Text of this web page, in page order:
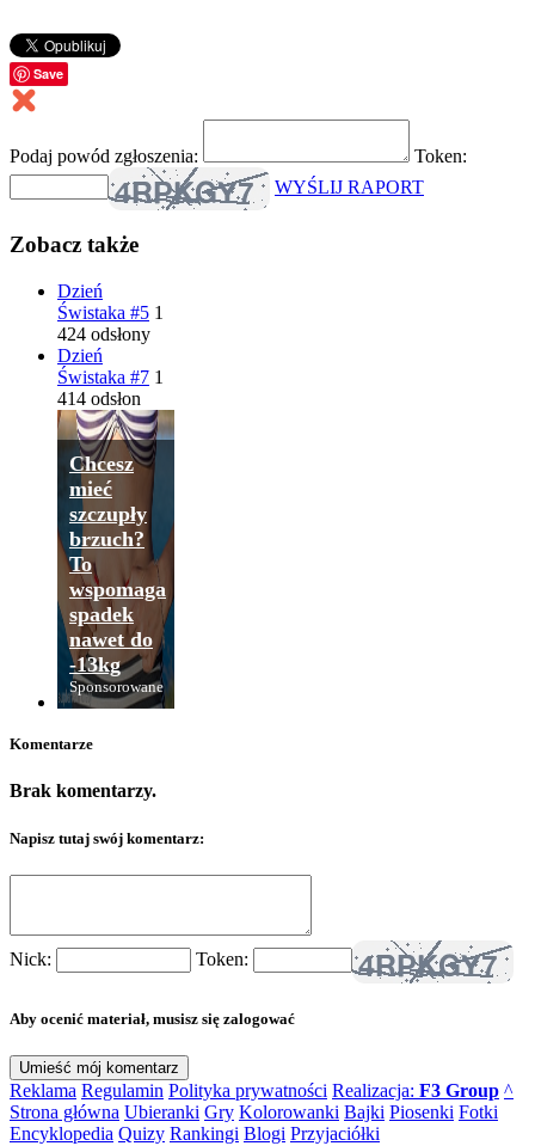
Save
Podaj powód zgłoszenia:
Token:
WYŚLIJ RAPORT
Zobacz także
Dzień
Świstaka #5 1
424 odsłony
Dzień
Świstaka #7 1
414 odsłon
Chcesz
mieć
szczupły
brzuch?
To
wspomaga
spadek
nawet do
-13kg
Sponsorowane
Komentarze
Brak komentarzy.
Napisz tutaj swój komentarz:
Nick: Token:
Aby ocenić materiał, musisz się zalogować
Reklama Regulamin Polityka prywatności Realizacja: F3 Group ^
Strona główna Ubieranki Gry Kolorowanki Bajki Piosenki Fotki
Encyklopedia Quizy Rankingi Blogi Przyjaciółki